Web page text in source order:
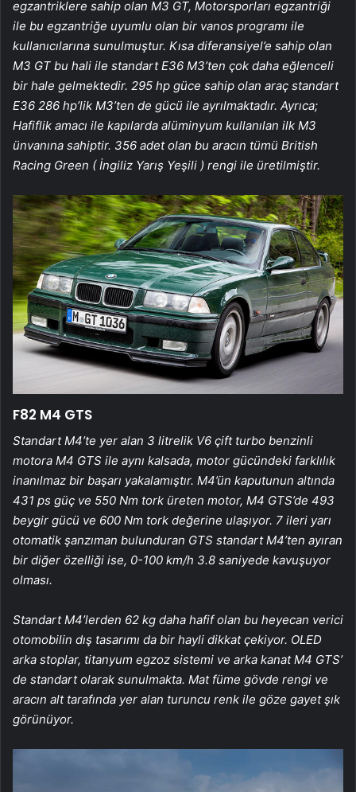
egzantriklere sahip olan M3 GT, Motorsporları egzantriği
ile bu egzantriğe uyumlu olan bir vanos programı ile
kullanıcılarına sunulmuştur. Kısa diferansiyel’e sahip olan
M3 GT bu hali ile standart E36 M3’ten çok daha eğlenceli
bir hale gelmektedir. 295 hp güce sahip olan araç standart
E36 286 hp’lik M3’ten de gücü ile ayrılmaktadır. Ayrıca;
Hafiflik amacı ile kapılarda alüminyum kullanılan ilk M3
ünvanına sahiptir. 356 adet olan bu aracın tümü British
Racing Green ( İngiliz Yarış Yeşili ) rengi ile üretilmiştir.
F82 M4 GTS
Standart M4’te yer alan 3 litrelik V6 çift turbo benzinli
motora M4 GTS ile aynı kalsada, motor gücündeki farklılık
inanılmaz bir başarı yakalamıştır. M4’ün kaputunun altında
431 ps güç ve 550 Nm tork üreten motor, M4 GTS’de 493
beygir gücü ve 600 Nm tork değerine ulaşıyor. 7 ileri yarı
otomatik şanzıman bulunduran GTS standart M4’ten ayıran
bir diğer özelliği ise, 0-100 km/h 3.8 saniyede kavuşuyor
olması.
Standart M4’lerden 62 kg daha hafif olan bu heyecan verici
otomobilin dış tasarımı da bir hayli dikkat çekiyor. OLED
arka stoplar, titanyum egzoz sistemi ve arka kanat M4 GTS’
de standart olarak sunulmakta. Mat füme gövde rengi ve
aracın alt tarafında yer alan turuncu renk ile göze gayet şık
görünüyor.